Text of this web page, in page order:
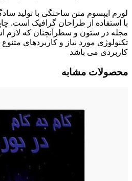
لورم ایپسوم متن ساختگی با تولید
با استفاده از طراحان گرافیک است.
مجله در ستون و سطرآنچنان که لازم
تکنولوژی مورد نیاز و کاربردهای متنوع
کاربردی می باشد
محصولات مشابه